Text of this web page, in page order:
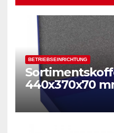
BETRIEBSEINRICHTUNG
440x370x70